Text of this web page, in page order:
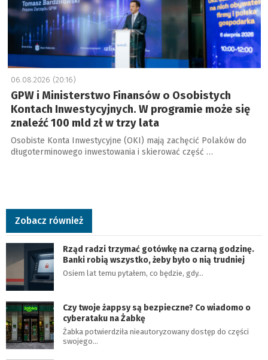
06.08.2026 (20:16)
GPW i Ministerstwo Finansów o Osobistych
Kontach Inwestycyjnych. W programie może się
znaleźć 100 mld zł w trzy lata
Osobiste Konta Inwestycyjne (OKI) mają zachęcić Polaków do
długoterminowego inwestowania i skierować część …
Zobacz również
Rząd radzi trzymać gotówkę na czarną godzinę.
Banki robią wszystko, żeby było o nią trudniej
Osiem lat temu pytałem, co będzie, gdy…
Czy twoje żappsy są bezpieczne? Co wiadomo o
cyberataku na Żabkę
Żabka potwierdziła nieautoryzowany dostęp do części
swojego…